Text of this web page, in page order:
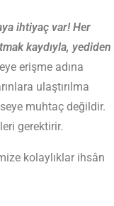
ihtiyaç var! Her
kay­dıyla, yediden
erişme adına
ulaştırılma
muhtaç değildir.
gerektirir.
kolaylıklar ih­sân